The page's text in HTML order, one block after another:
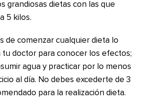
grandiosas dietas con las que
5 kilos.
de comenzar cualquier dieta lo
tu doctor para conocer los efectos;
agua y practicar por lo menos
al día. No debes excederte de 3
para la realización dieta.